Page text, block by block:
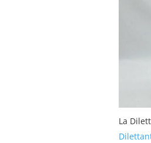
La